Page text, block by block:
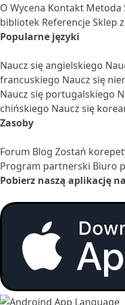
O Wycena Kontakt Metoda
bibliotek ReferencjeSklep
Popularne języki
Naucz się angielskiego
francuskiego Naucz się
Naucz się portugalskiego
chińskiego Naucz się
Zasoby
Forum Blog Zostań
Program partnerski Biuro
Pobierz naszą aplikację